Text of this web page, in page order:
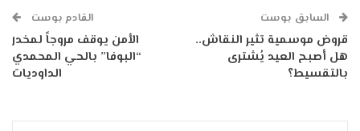
السابق بوست
قروض موسمية تثير النقاش..
هل أصبح العيد يُشترى
بالتقسيط؟
القادم بوست
الأمن يوقف مروجاً لمخدر
“البوفا” بالحي المحمدي
الداوديات